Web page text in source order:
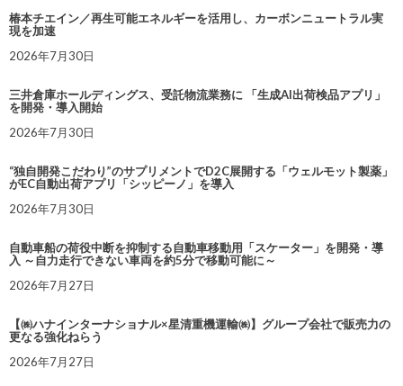
椿本チエイン／再生可能エネルギーを活用し、カーボンニュートラル実
現を加速
2026年7月30日
三井倉庫ホールディングス、受託物流業務に 「生成AI出荷検品アプリ」
を開発・導入開始
2026年7月30日
“独自開発こだわり”のサプリメントでD2C展開する「ウェルモット製薬」
がEC自動出荷アプリ「シッピーノ」を導入
2026年7月30日
自動車船の荷役中断を抑制する自動車移動用「スケーター」を開発・導
入 ～自力走行できない車両を約5分で移動可能に～
2026年7月27日
【㈱ハナインターナショナル×星清重機運輸㈱】グループ会社で販売力の
更なる強化ねらう
2026年7月27日